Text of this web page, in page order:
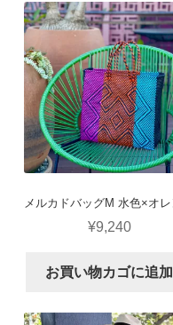
¥9,240
お買い物カゴに追加